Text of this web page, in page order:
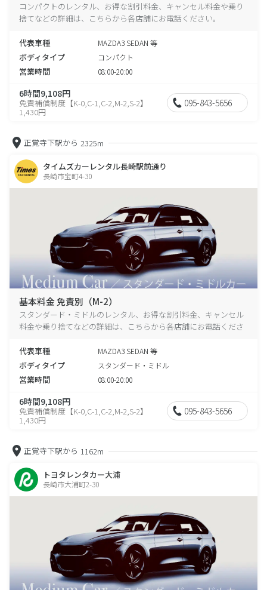
コンパクトのレンタル、お得な割引料金、キャンセル料金や乗り
捨てなどの詳細は、こちらから各店舗にお電話ください。
代表車種 MAZDA3 SEDAN 等
ボディタイプ コンパクト
営業時間 08:00-20:00
6時間9,108円
免責補償制度【K-0,C-1,C-2,M-2,S-2】
1,430円
095-843-5656
正覚寺下駅から 2325m
タイムズカーレンタル長崎駅前通り
長崎市宝町4-30
基本料金 免責別（M-2）
スタンダード・ミドルのレンタル、お得な割引料金、キャンセル
料金や乗り捨てなどの詳細は、こちらから各店舗にお電話くださ
代表車種
MAZDA3 SEDAN 等
ボディタイプ スタンダード・ミドル
営業時間 08:00-20:00
6時間9,108円
免責補償制度【K-0,C-1,C-2,M-2,S-2】
1,430円
095-843-5656
正覚寺下駅から 1162m
トヨタレンタカー大浦
長崎市大浦町2-30